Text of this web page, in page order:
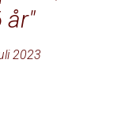
år
2023